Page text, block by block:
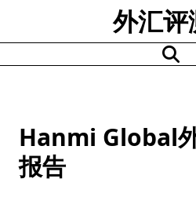
content
外汇评
Hanmi Global
报告